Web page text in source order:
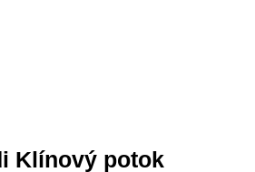
Klínový potok